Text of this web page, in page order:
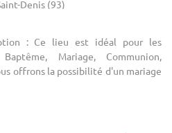
Denis (93)
: Ce lieu est idéal pour les
Mariage, Communion,
offrons la possibilité d'un mariage